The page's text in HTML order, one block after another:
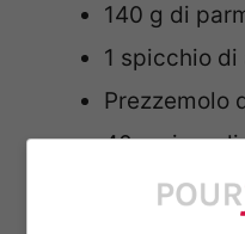
140 g di
1 spicchio di
Prezzemolo
40 g circa
Olio di semi